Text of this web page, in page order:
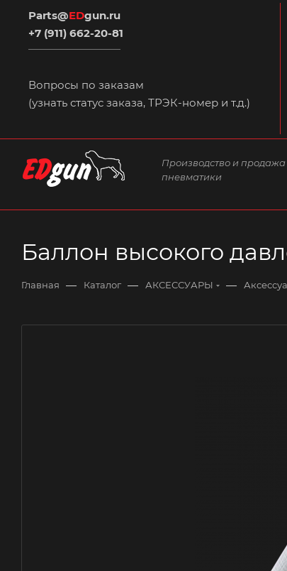
Parts@EDgun.ru
+7 (911) 662-20-81
Вопросы по заказам
(узнать статус заказа, ТРЭК-номер и т.д.)
Производство и продажа
пневматики
Баллон высокого
Главная — Каталог — АКСЕССУАРЫ —